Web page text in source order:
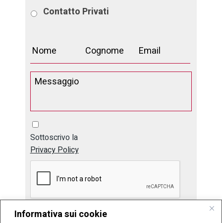
Informativa sui cookie
Contatto Privati
Sottoscrivo la
Privacy Policy